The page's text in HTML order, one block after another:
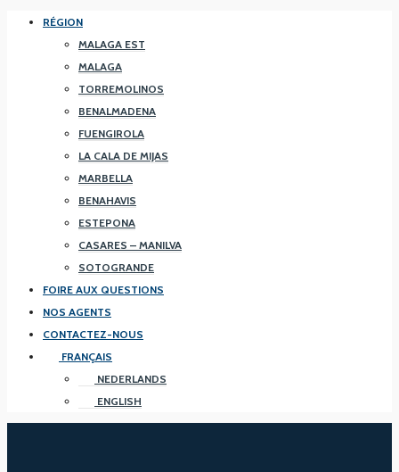
RÉGION
MALAGA EST
MALAGA
TORREMOLINOS
BENALMADENA
FUENGIROLA
LA CALA DE MIJAS
MARBELLA
BENAHAVIS
ESTEPONA
CASARES – MANILVA
SOTOGRANDE
FOIRE AUX QUESTIONS
NOS AGENTS
CONTACTEZ-NOUS
FRANÇAIS
NEDERLANDS
ENGLISH